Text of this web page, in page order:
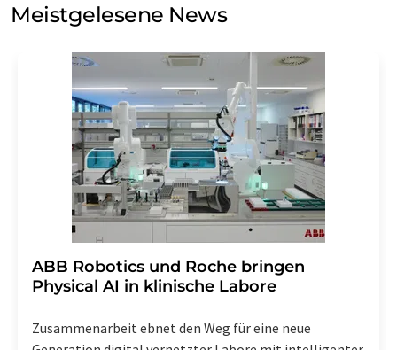
Einwilligung können Sie jederzeit ohne Angabe von
Str. 2, 12489 Berlin oder per E-Mail unter
widerruf@lumitos.commit Wirkung für die Zukunft
widerrufen. Zudem ist in jeder E-Mail ein Link zur
Abbestellung des entsprechenden Newsletters
enthalten.
Meistgelesene News
​​​​​​​ABB Robotics und Roche bringen
Physical AI in klinische Labore
Zusammenarbeit ebnet den Weg für eine neue